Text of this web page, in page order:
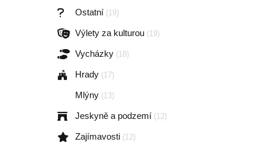
Ostatní (19)
Výlety za kulturou (19)
Vycházky (18)
Hrady (17)
Mlýny (13)
Jeskyně a podzemí (12)
Zajímavosti (12)